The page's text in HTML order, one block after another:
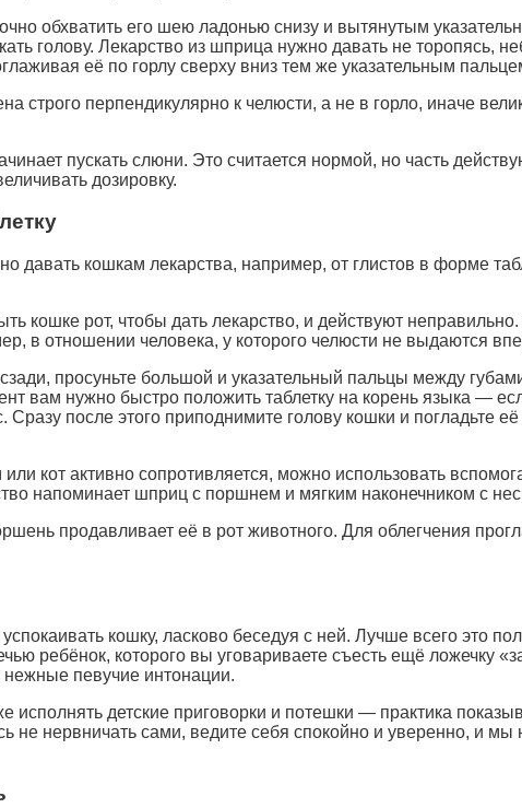
обхватить его шею ладонью снизу и вытянутым
голову. Лекарство из шприца нужно давать не торопясь,
её по горлу сверху вниз тем же указательным
строго перпендикулярно к челюсти, а не в горло, иначе
пускать слюни. Это считается нормой, но часть
дозировку.
давать кошкам лекарства, например, от глистов в форме
кошке рот, чтобы дать лекарство, и действуют
в отношении человека, у которого челюсти не выдаются
просуньте большой и указательный пальцы между
вам нужно быстро положить таблетку на корень языка —
Сразу после этого приподнимите голову кошки и погладьте
кот активно сопротивляется, можно использовать
напоминает шприц с поршнем и мягким наконечником с
продавливает её в рот животного. Для облегчения
кошку, ласково беседуя с ней. Лучше всего это
ребёнок, которого вы уговариваете съесть ещё ложечку
певучие интонации.
исполнять детские приговорки и потешки — практика
не нервничать сами, ведите себя спокойно и уверенно, и